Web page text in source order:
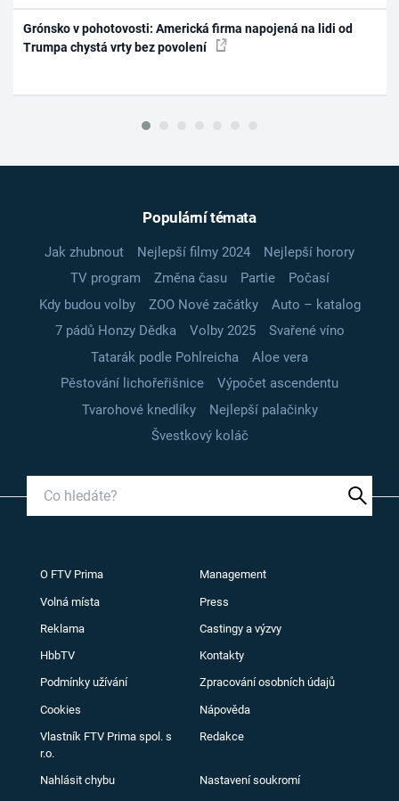
Grónsko v pohotovosti: Americká firma napojená na lidi od
Trumpa chystá vrty bez povolení
Populární témata
Jak zhubnout Nejlepší filmy 2024
Nejlepší horory
TV program
Změna času Partie
Počasí
Kdy budou volby
ZOO Nové začátky
Auto – katalog
7 pádů Honzy Dědka
Volby 2025
Svařené víno
Tatarák podle Pohlreicha
Aloe vera
Pěstování lichořeřišnice
Výpočet ascendentu
Tvarohové knedlíky
Nejlepší palačinky
Švestkový koláč
O FTV Prima Management
Volná místa Press
Reklama Castingy a výzvy
HbbTV Kontakty
Podmínky užívání Zpracování osobních údajů
Cookies Nápověda
Vlastník FTV Prima spol. s
r.o.
Redakce
Nahlásit chybu Nastavení soukromí